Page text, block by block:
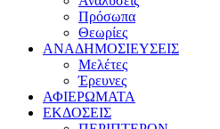
Πρόσωπα
Θεωρίες
ΑΝΑΔΗΜΟΣΙΕΥΣΕΙΣ
Μελέτες
Έρευνες
ΑΦΙΕΡΩΜΑΤΑ
ΕΚΔΟΣΕΙΣ